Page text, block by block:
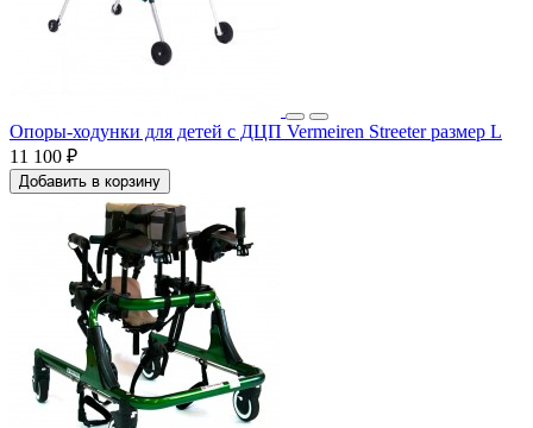
Опоры-ходунки для детей с ДЦП Vermeiren Streeter размер L
11 100 ₽
Добавить в корзину